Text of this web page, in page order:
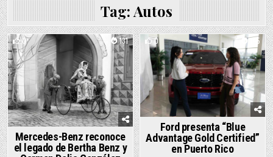
Tag:Autos
0 131
Posted in
Mercedes-Benz reconoce
el legado de Bertha Benz y
0 145
Posted in
Ford presenta “Blue
Advantage Gold Certified”
en Puerto Rico